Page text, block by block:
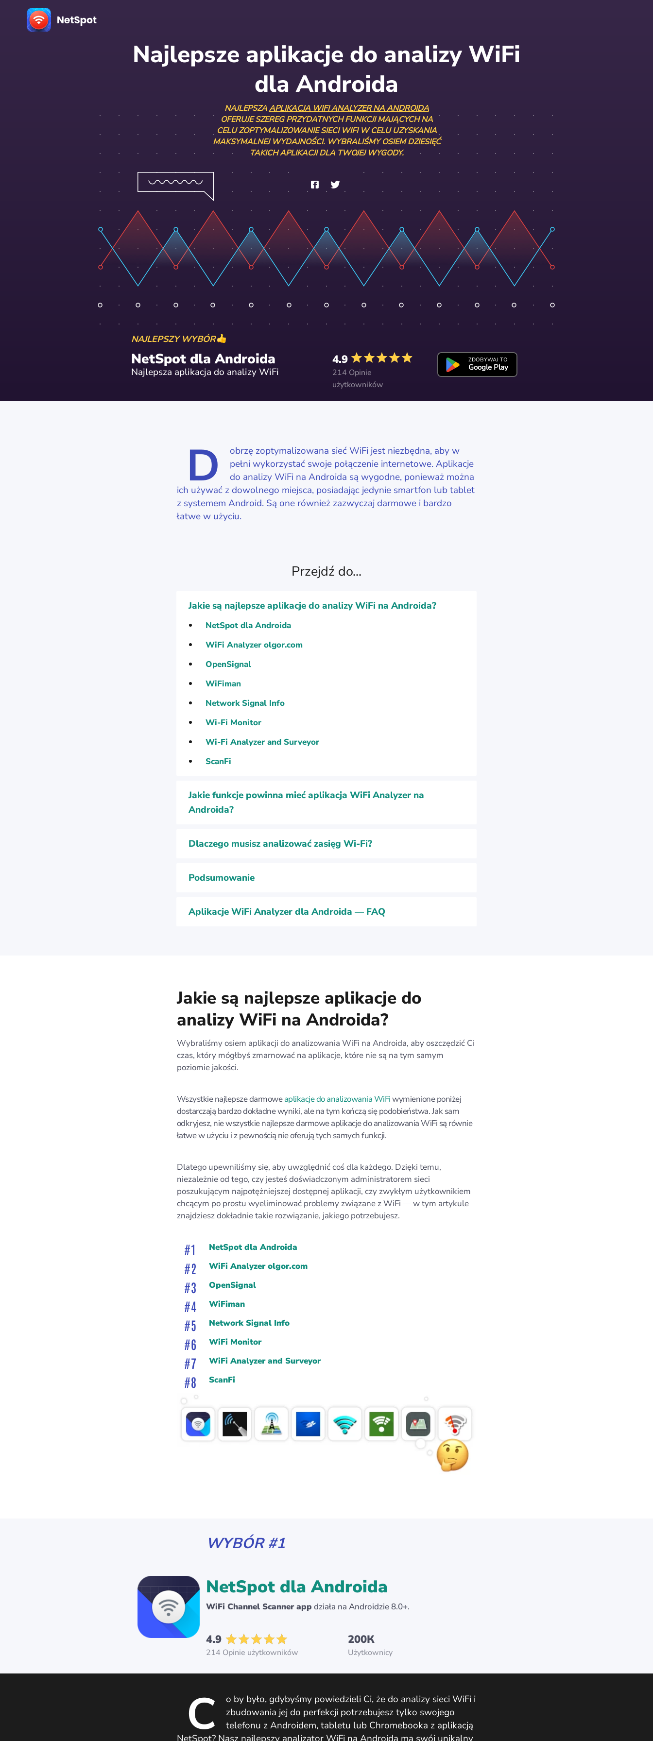
Najlepsze aplikacje do analizy WiFi
dla Androida
NAJLEPSZAAPLIKACJA WIFI ANALYZER NA ANDROIDA
OFERUJE SZEREG PRZYDATNYCH FUNKCJI MAJĄCYCH NA
CELU ZOPTYMALIZOWANIE SIECI WIFI W CELU UZYSKANIA
MAKSYMALNEJ WYDAJNOŚCI. WYBRALIŚMY OSIEM DZIESIĘĆ
TAKICH APLIKACJI DLA TWOJEJ WYGODY.
NAJLEPSZY WYBÓR
NetSpot dla Androida
Najlepsza aplikacja do analizy WiFi
4.9
214 Opinie
użytkowników
ZDOBYWAJ TO
Google Play
D
obrzę zoptymalizowana sieć WiFi jest niezbędna, aby w
pełni wykorzystać swoje połączenie internetowe. Aplikacje
do analizy WiFi na Androida są wygodne, ponieważ można
ich używać z dowolnego miejsca, posiadając jedynie smartfon lub tablet
z systemem Android. Są one również zazwyczaj darmowe i bardzo
łatwe w użyciu.
Przejdź do...
Jakie są najlepsze aplikacje do analizy WiFi na Androida?
NetSpot dla Androida
WiFi Analyzer olgor.com
OpenSignal
WiFiman
Network Signal Info
Wi-Fi Monitor
Wi-Fi Analyzer and Surveyor
ScanFi
Jakie funkcje powinna mieć aplikacja WiFi Analyzer na
Androida?
Dlaczego musisz analizować zasięg Wi-Fi?
Podsumowanie
Aplikacje WiFi Analyzer dla Androida — FAQ
Jakie są najlepsze aplikacje do
analizy WiFi na Androida?
Wybraliśmy osiem aplikacji do analizowania WiFi na Androida, aby oszczędzić Ci
czas, który mógłbyś zmarnować na aplikacje, które nie są na tym samym
poziomie jakości.
Wszystkie najlepsze darmoweaplikacje do analizowania WiFiwymienione poniżej
dostarczają bardzo dokładne wyniki, ale na tym kończą się podobieństwa. Jak sam
odkryjesz, nie wszystkie najlepsze darmowe aplikacje do analizowania WiFi są równie
łatwe w użyciu i z pewnością nie oferują tych samych funkcji.
Dlatego upewniliśmy się, aby uwzględnić coś dla każdego. Dzięki temu,
niezależnie od tego, czy jesteś doświadczonym administratorem sieci
poszukującym najpotężniejszej dostępnej aplikacji, czy zwykłym użytkownikiem
chcącym po prostu wyeliminować problemy związane z WiFi — w tym artykule
znajdziesz dokładnie takie rozwiązanie, jakiego potrzebujesz.
NetSpot dla Androida
WiFi Analyzer olgor.com
OpenSignal
WiFiman
Network Signal Info
WiFi Monitor
WiFi Analyzer and Surveyor
ScanFi
WYBÓR #1
NetSpot dla Androida
WiFi Channel Scanner app działa na Androidzie 8.0+.
4.9
214 Opinie użytkowników
200К
Użytkownicy
C
o by było, gdybyśmy powiedzieli Ci, że do analizy sieci WiFi i
zbudowania jej do perfekcji potrzebujesz tylko swojego
telefonu z Androidem, tabletu lub Chromebooka z aplikacją